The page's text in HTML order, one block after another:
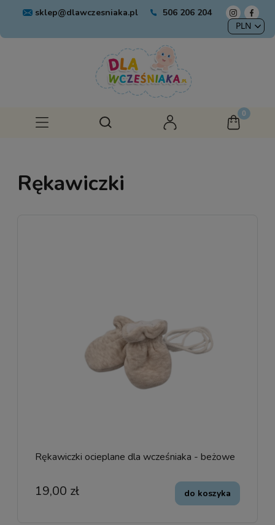
sklep@dlawczesniaka.pl 506 206 204
Rękawiczki
Rękawiczki ocieplane dla wcześniaka - beżowe
19,00 zł do koszyka